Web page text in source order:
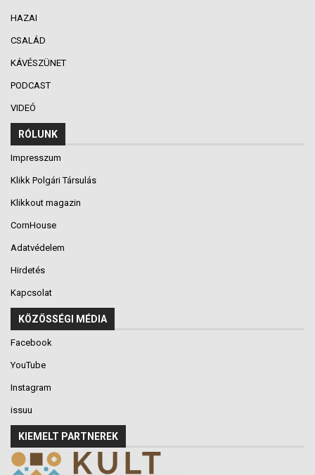
HAZAI
CSALÁD
KÁVÉSZÜNET
PODCAST
VIDEÓ
RÓLUNK
Impresszum
Klikk Polgári Társulás
Klikkout magazin
CornHouse
Adatvédelem
Hirdetés
Kapcsolat
KÖZÖSSÉGI MÉDIA
Facebook
YouTube
Instagram
issuu
KIEMELT PARTNEREK